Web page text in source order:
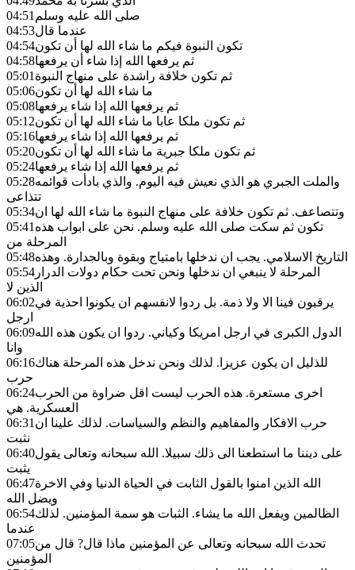
04:51صلى الله عليه وسلم
04:53عندما قال
04:54تكون النبوة فيكم ما شاء الله لها أن تكون
04:58ثم يرفعها الله إذا شاء أن يرفعها
05:01ثم تكون خلافة راشدة على منهاج النبوة
05:06ما شاء الله لها أن تكون
05:08ثم يرفعها الله إذا شاء يرفعها
05:12ثم تكون ملكا عابا ما شاء الله لها أن تكون
05:16ثم يرفعها الله إذا شاء يرفعها
05:20ثم تكون ملكا جبرية ما شاء الله لها أن تكون
05:24ثم يرفعها الله إذا شاء يرفعها
05:28والملت الجبري هو الذي نعيش فيه اليوم. والذي بادأت قوائمه
تتذاعى
05:34وتتصاعف. ثم تكون خلافة على منهاج النبوة ما شاء الله لها ان
05:41تكون ثم سكت صلى الله عليه وسلم. نحن على ابواب هذه
المرحلة من
05:48التاريخ الاسلامي. يجب ان ندخلها بامتياج وبقوة وبالجدارة. وهذه
05:54 المرحلة لا ينبغي ان ندخلها ونحن تحت حكام دولات الدرار
الذين لا
06:02يرقبون فينا الا ولا ذمة. بل ردوا لانفسهم ان يكونوا احذية في
ارجل
06:09الدول الكبرى في ارجل امريكا وكياني. ردوا ان يكون هذه الله
وانا
06:16للذليل ان يكون عزيزا. لذلك ونحن ندخل هذه المرحلة هناك
حرب
06:24اخرى مستعرة. هذه الحرب ليست اقل ضراوة من الحرب
العسكرية. هي
06:31حرب الافكار والمفاهيم والنظم والسياسات. لذلك علينا ان
نثبت
06:40على ديننا ما استطعنا الى ذلك سبيلا. الله سبحانه وتعالى يقول
يثبت
06:47الله الذين امنوا بالقول الثابت في الحياة الدنيا وفي الاخرة
ويضل الله
06:54الظالمين ويفعل الله ما يشاء. الثبات هو سمة المؤمنين. لذلك
عندما
07:05تحدث الله سبحانه وتعالى عن المؤمنين ماذا قال? قال من
المؤمنين